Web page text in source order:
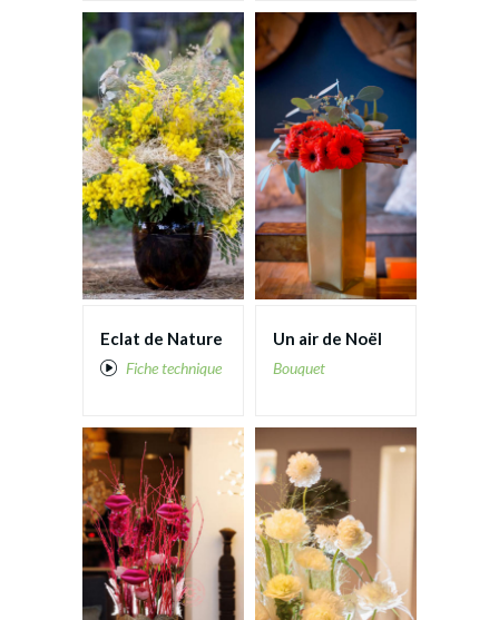
Pivoine
Renoncule
Rose
Strelitzia
Tournesol
Tulipe
Eclat de Nature
Fiche technique
Un air de Noël
Bouquet